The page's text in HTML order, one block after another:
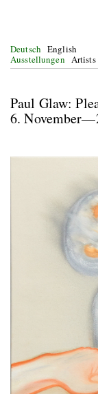
Deutsch English
Ausstellungen Artists
Paul Glaw:
6.